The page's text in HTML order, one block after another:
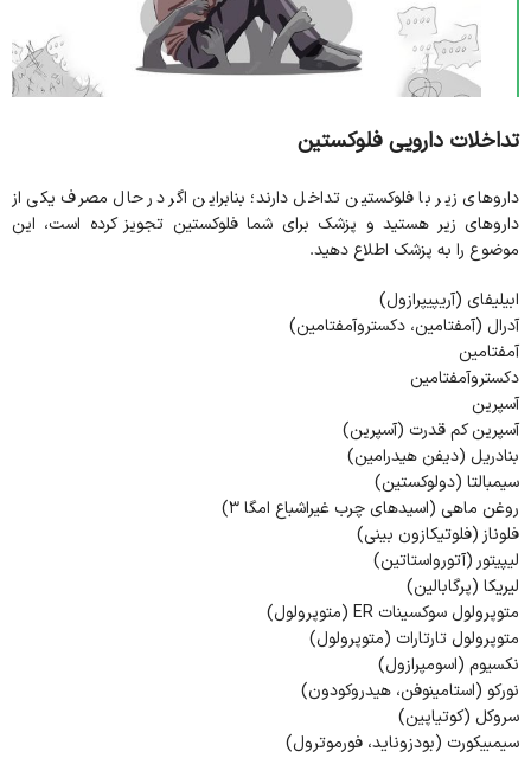
تداخلات دارویی فلوکستین
داروهای زیر با فلوکستین تداخل دارند؛ بنابراین اگر در حال مصرف یکی از
داروهای زیر هستید و پزشک برای شما فلوکستین تجویز کرده است، این
موضوع را به پزشک اطلاع دهید.
ابیلیفای (آریپیپرازول)
آدرال (آمفتامین، دکستروآمفتامین)
آمفتامین
دکستروآمفتامین
آسپرین
آسپرین کم قدرت (آسپرین)
بنادریل (دیفن هیدرامین)
سیمبالتا (دولوکستین)
روغن ماهی (اسیدهای چرب غیراشباع امگا ۳)
فلوناز (فلوتیکازون بینی)
لیپیتور (آتورواستاتین)
لیریکا (پرگابالین)
متوپرولول سوکسینات ER (متوپرولول)
متوپرولول تارتارات (متوپرولول)
نکسیوم (اسومپرازول)
نورکو (استامینوفن، هیدروکودون)
سروکل (کوتیاپین)
سیمبیکورت (بودزوناید، فورموترول)